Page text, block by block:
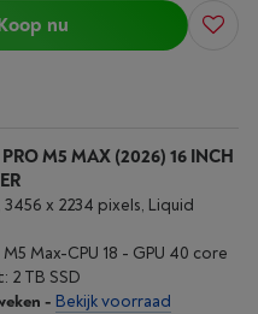
nu
M5 MAX (2026) 16 INCH
3456 x 2234 pixels, Liquid
Max-CPU 18 - GPU 40 core
2 TB SSD
- Bekijk voorraad